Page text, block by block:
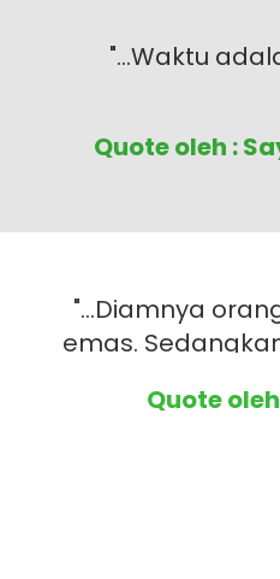
"...Waktu
Quote oleh :
"...Diamnya
emas.
Quote